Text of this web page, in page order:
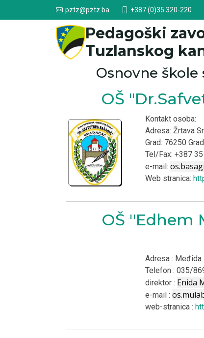
pztz@pztz.ba +387 (0)35 320-220
Pedagoški
Tuzlanskog
Osnovne škole
OŠ
Kontakt osoba:
Adresa: Žrtava
Grad: 76250
Tel/Fax: +387
e-mail:
Web stranica:
OŠ ''Edhem
Adresa : Međida
Telefon : 035/
direktor : Enida
e-mail :
web-stranica :